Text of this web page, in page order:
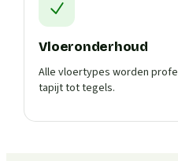
Vloeronderhoud
Alle vloertypes worden
tapijt tot tegels.